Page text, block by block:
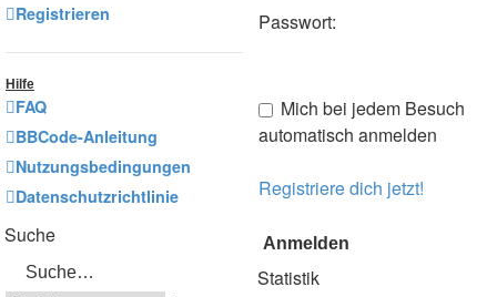
Registrieren
Hilfe
FAQ
BBCode-Anleitung
Nutzungsbedingungen
Datenschutzrichtlinie
Suche
Passwort:
Mich bei jedem Besuch
automatisch anmelden
Registriere dich jetzt!
Statistik